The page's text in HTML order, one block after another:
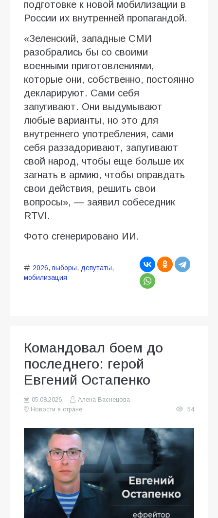
подготовке к новой мобилизации в
России их внутренней пропагандой.
«Зеленский, западные СМИ
разобрались бы со своими
военными приготовлениями,
которые они, собственно, постоянно
декларируют. Сами себя
запугивают. Они выдумывают
любые варианты, но это для
внутреннего употребления, сами
себя раззадоривают, запугивают
свой народ, чтобы еще больше их
загнать в армию, чтобы оправдать
свои действия, решить свои
вопросы», — заявил собеседник
RTVI.
Фото сгенерировано ИИ.
2026, выборы, депутаты,
мобилизация
Командовал боем до
последнего: герой
Евгений Остапенко
05.08.2026
Алена Васнецова
Новости в стране
54